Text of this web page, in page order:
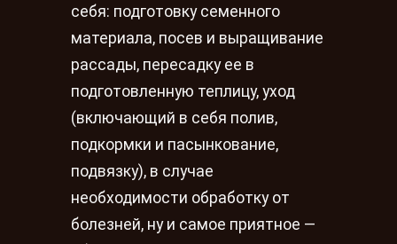
себя: подготовку семенного
материала, посев и выращивание
рассады, пересадку ее в
подготовленную теплицу, уход
(включающий в себя полив,
подкормки и пасынкование,
подвязку), в случае
необходимости обработку от
болезней, ну и самое приятное —